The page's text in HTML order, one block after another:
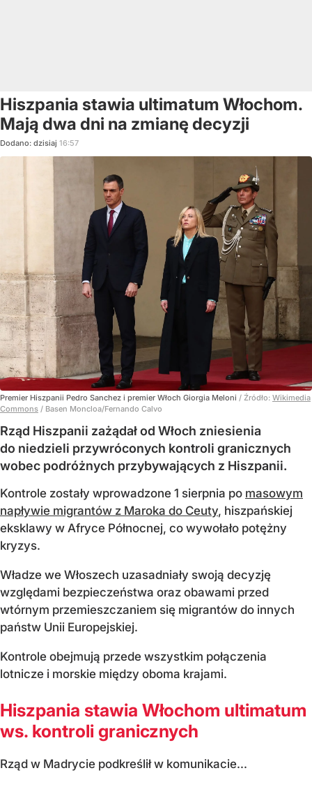
Hiszpania stawia ultimatum Włochom.
Mają dwa dni na zmianę decyzji
Dodano: dzisiaj 16:57
Premier Hiszpanii Pedro Sanchez i premier Włoch Giorgia Meloni / Źródło: Wikimedia
Commons / Basen Moncloa/Fernando Calvo
Rząd Hiszpanii zażądał od Włoch zniesienia
do niedzieli przywróconych kontroli granicznych
wobec podróżnych przybywających z Hiszpanii.
Kontrole zostały wprowadzone 1 sierpnia po masowym
napływie migrantów z Maroka do Ceuty, hiszpańskiej
eksklawy w Afryce Północnej, co wywołało potężny
kryzys.
Władze we Włoszech uzasadniały swoją decyzję
względami bezpieczeństwa oraz obawami przed
wtórnym przemieszczaniem się migrantów do innych
państw Unii Europejskiej.
Kontrole obejmują przede wszystkim połączenia
lotnicze i morskie między oboma krajami.
Hiszpania stawia Włochom ultimatum
ws. kontroli granicznych
Rząd w Madrycie podkreślił w komunikacie...